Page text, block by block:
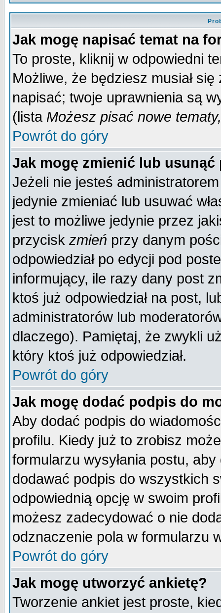
Jak mogę napisać temat na
To proste, kliknij w odpowiedni
Możliwe, że będziesz musiał
napisać; twoje uprawnienia są
(lista Możesz pisać nowe
Powrót do góry
Jak mogę zmienić lub usunąć
Jeżeli nie jesteś
jedynie zmieniać lub usuwać
jest to możliwe jedynie przez
przycisk zmień przy danym
odpowiedział po edycji pod
informujący, ile razy dany post
ktoś już odpowiedział na post,
administratorów lub
dlaczego). Pamiętaj, że zwykli
który ktoś już odpowiedział.
Powrót do góry
Jak mogę dodać podpis do
Aby dodać podpis do
profilu. Kiedy już to zrobisz
formularzu wysyłania postu,
dodawać podpis do wszystkich
odpowiednią opcję w swoim
możesz zadecydować o nie
odznaczenie pola w formularzu
Powrót do góry
Jak mogę utworzyć ankietę?
Tworzenie ankiet jest proste,